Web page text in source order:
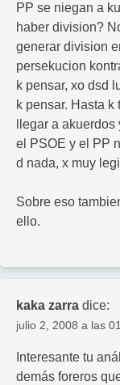
PP se niegan a
haber division?
generar division
persekucion
k pensar, xo dsd
k pensar. Hasta
llegar a
el PSOE y el PP
d nada, x muy
Sobre eso
ello.
kaka zarra dice:
julio 2, 2008 a las
Interesante tu
demás foreros